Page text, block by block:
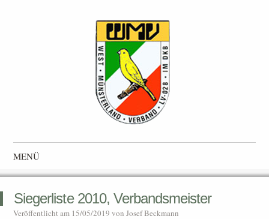
Westmünsterlandverband
Landesverband 028 im Deutscher Kanarien- und Vogelzüchter-
Bund e.V. (DKB)
MENÜ
Zum Inhalt springen
Siegerliste 2010, Verbandsmeister
Veröffentlicht am 15/05/2019 von Josef Beckmann